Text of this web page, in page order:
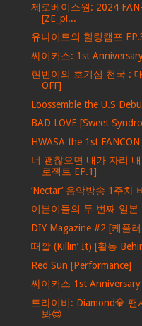
제로베이스원: 2024
[ZE_pi...
유나이트의 힐링캠프
싸이커스: 1st
현빈이의 호기심 천국 :
OFF]
Loossemble the U.S
BAD LOVE [Sweet
HWASA the 1st
너 괜찮으면 내가 자리
로젝트 EP.1]
‘Nectar’ 음악방송 1주차
이븐이들의 두 번째 일
DIY Magazine #2 [케플
때깔 (Killin’ It) [활동
Red Sun [Performance]
싸이커스 1st
트라이비: Diamond💎
봐😍